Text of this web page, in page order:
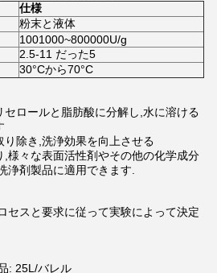
仕様
粉末と液体
1001000~800000U/g
2.5-11 だった5
30°Cから70°C
ロールと脂肪酸に分解し,水に溶ける
除き,洗浄効果を向上させる
様々な表面活性剤やその他の化学成分
浄剤製品に適用できます.
セスと要求に従って実験によって決定
: 25L/バレル